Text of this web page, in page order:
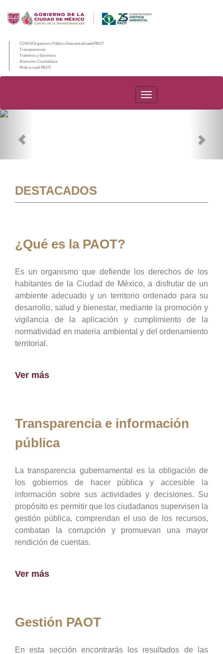
CDMX/Organismo Público Descentralizado/PAOT
Transparencia
Trámites y Servicios
Atención Ciudadana
Web e-mail PAOT
PAOT
DESTACADOS
¿Qué es la PAOT?
Es un organismo que defiende los derechos de los
habitantes de la Ciudad de México, a disfrutar de un
ambiente adecuado y un territorio ordenado para su
desarrollo, salud y bienestar, mediante la promoción y
vigilancia de la aplicación y cumplimiento de la
normatividad en materia ambiental y del ordenamiento
territorial.
Ver más
Transparencia e información
pública
La transparencia gubernamental es la obligación de
los gobiernos de hacer pública y accesible la
información sobre sus actividades y decisiones. Su
propósito es permitir que los ciudadanos supervisen la
gestión pública, comprendan el uso de los recursos,
combatan la corrupción y promuevan una mayor
rendición de cuentas.
Ver más
Gestión PAOT
En esta sección encontrarás los resultados de las